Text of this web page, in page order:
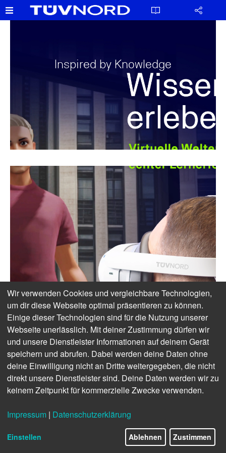
Inspired by Knowledge
Wir verwenden Cookies und vergleichbare Technologien,
um dir diese Webseite optimal präsentieren zu können.
Einige dieser Technologien sind für die Nutzung unserer
Webseite unerlässlich. Mit deiner Zustimmung dürfen wir
und unsere Dienstleister Informationen auf deinem Gerät
speichern und abrufen. Dabei werden deine Daten ohne
deine Einwilligung nicht an Dritte weitergegeben, die nicht
direkt unsere Dienstleister sind. Deine Daten werden wir zu
keinem Zeitpunkt für kommerzielle Zwecke verwenden.
Impressum | Datenschutzerklärung
Einstellen Ablehnen Zustimmen